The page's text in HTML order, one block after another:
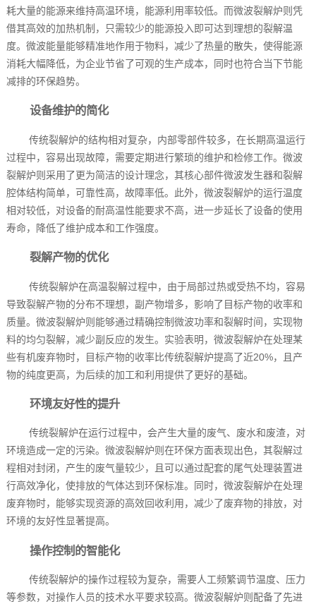
耗大量的能源来维持高温环境，能源利用率较低。而微波裂解炉则凭
借其高效的加热机制，只需较少的能源投入即可达到理想的裂解温
度。微波能量能够精准地作用于物料，减少了热量的散失，使得能源
消耗大幅降低，为企业节省了可观的生产成本，同时也符合当下节能
减排的环保趋势。
设备维护的简化
传统裂解炉的结构相对复杂，内部零部件较多，在长期高温运行
过程中，容易出现故障，需要定期进行繁琐的维护和检修工作。微波
裂解炉则采用了更为简洁的设计理念，其核心部件微波发生器和裂解
腔体结构简单，可靠性高，故障率低。此外，微波裂解炉的运行温度
相对较低，对设备的耐高温性能要求不高，进一步延长了设备的使用
寿命，降低了维护成本和工作强度。
裂解产物的优化
传统裂解炉在高温裂解过程中，由于局部过热或受热不均，容易
导致裂解产物的分布不理想，副产物增多，影响了目标产物的收率和
质量。微波裂解炉则能够通过精确控制微波功率和裂解时间，实现物
料的均匀裂解，减少副反应的发生。实验表明，微波裂解炉在处理某
些有机废弃物时，目标产物的收率比传统裂解炉提高了近20%，且产
物的纯度更高，为后续的加工和利用提供了更好的基础。
环境友好性的提升
传统裂解炉在运行过程中，会产生大量的废气、废水和废渣，对
环境造成一定的污染。微波裂解炉则在环保方面表现出色，其裂解过
程相对封闭，产生的废气量较少，且可以通过配套的尾气处理装置进
行高效净化，使排放的气体达到环保标准。同时，微波裂解炉在处理
废弃物时，能够实现资源的高效回收利用，减少了废弃物的排放，对
环境的友好性显著提高。
操作控制的智能化
传统裂解炉的操作过程较为复杂，需要人工频繁调节温度、压力
等参数，对操作人员的技术水平要求较高。微波裂解炉则配备了先进